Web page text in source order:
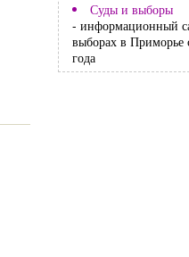
Суды и выборы
- информационный
выборах в Приморье
года